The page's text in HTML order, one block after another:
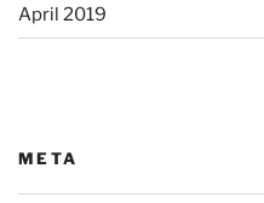
April 2019
META